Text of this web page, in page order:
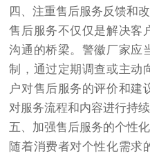
四、注重售后服务反馈和
售后服务不仅仅是解决客
沟通的桥梁。警徽厂家应
制，通过定期调查或主动
户对售后服务的评价和建
对服务流程和内容进行持
五、加强售后服务的个性化
随着消费者对个性化需求